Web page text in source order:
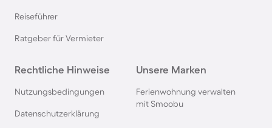
Reiseführer
Ratgeber für Vermieter
Rechtliche Hinweise
Nutzungsbedingungen
Datenschutzerklärung
Unsere Marken
Ferienwohnung verwalten
mit Smoobu